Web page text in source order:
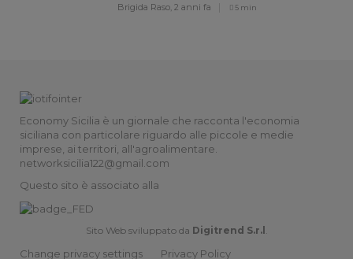
Brigida Raso,2 anni fa 5 min
Economy Sicilia è un giornale che racconta l'economia
siciliana con particolare riguardo alle piccole e medie
imprese, ai territori, all'agroalimentare.
networksicilia122@gmail.com
Questo sito è associato alla
Sito Web sviluppato da Digitrend S.r.l
Change privacy settings Privacy Policy